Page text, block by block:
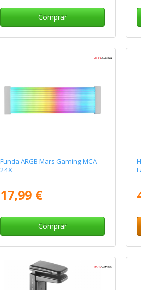
Comprar
Funda ARGB Mars Gaming MCA-
24X
17,99 €
Comprar